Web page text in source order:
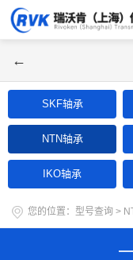
←
SKF轴承
NTN轴承
IKO轴承
您的位置： 型号查询 >